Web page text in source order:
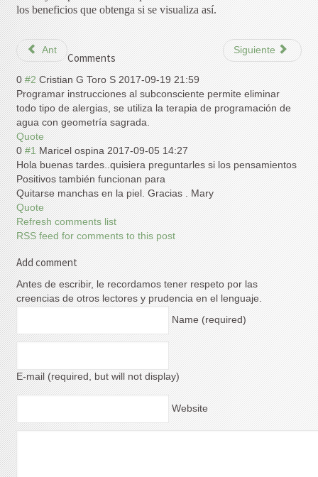
los beneficios que obtenga si se visualiza así.
Ant Siguiente
Comments
0 #2 Cristian G Toro S 2017-09-19 21:59
Programar instrucciones al subconsciente permite eliminar
todo tipo de alergias, se utiliza la terapia de programación de
agua con geometría sagrada.
Quote
0 #1 Maricel ospina 2017-09-05 14:27
Hola buenas tardes..quisiera preguntarles si los pensamientos
Positivos también funcionan para
Quitarse manchas en la piel. Gracias . Mary
Quote
Refresh comments list
RSS feed for comments to this post
Add comment
Antes de escribir, le recordamos tener respeto por las
creencias de otros lectores y prudencia en el lenguaje.
Name (required)
E-mail (required, but will not display)
Website